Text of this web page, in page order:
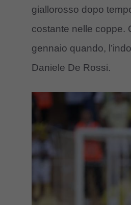
giallorosso dopo
costante nelle coppe.
gennaio quando,
Daniele De Rossi.